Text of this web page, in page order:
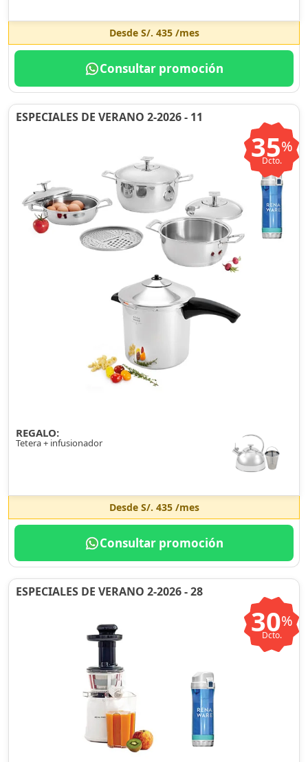
Desde S/. 435/mes
Consultar promoción
ESPECIALES DE VERANO 2-2026 - 11
35%
Dcto.
REGALO:
Tetera + infusionador
Desde S/. 435/mes
Consultar promoción
ESPECIALES DE VERANO 2-2026 - 28
30%
Dcto.